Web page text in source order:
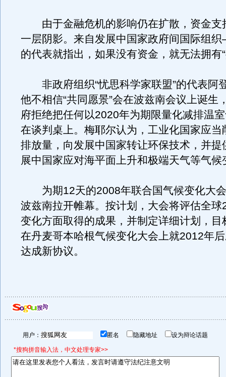
由于金融危机的影响仍在扩散，资金支
一层阴影。来自发展中国家政府间国际组
的代表就指出，如果没有资金，就无法拥有
非政府组织“忧思科学家联盟”的代表阿
他不相信“共同愿景”会在波兹南会议上诞生
府拒绝把任何以2020年为期限量化减排温
在谈判桌上。梅耶尔认为，工业化国家应当
排放量，向发展中国家转让环保技术，并提
展中国家应对海平面上升和极端天气等气候
为期12天的2008年联合国气候变化大
波兹南拉开帷幕。按计划，大会将评估全
变化方面取得的成果，并制定详细计划，目
在丹麦哥本哈根气候变化大会上就2012年
达成新协议。
用户： 匿名 隐藏地址 设为辩论话题
*搜狗拼音输入法，中文处理专家>>